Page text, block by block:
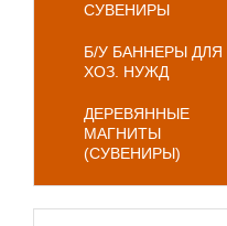
СУВЕНИРЫ
Б/У БАННЕРЫ ДЛЯ
ХОЗ. НУЖД
ДЕРЕВЯННЫЕ
МАГНИТЫ
(СУВЕНИРЫ)